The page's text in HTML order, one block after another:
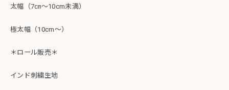
太幅（7㎝～10cm未満）
極太幅（10cm～）
＊ロール販売＊
インド刺繍生地